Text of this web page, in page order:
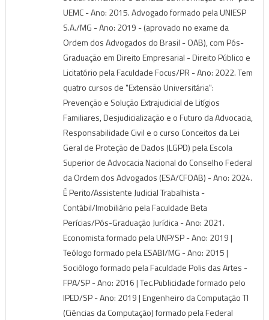
UEMC - Ano: 2015. Advogado formado pela UNIESP
S.A./MG - Ano: 2019 - (aprovado no exame da
Ordem dos Advogados do Brasil - OAB), com Pós-
Graduação em Direito Empresarial - Direito Público e
Licitatório pela Faculdade Focus/PR - Ano: 2022. Tem
quatro cursos de "Extensão Universitária":
Prevenção e Solução Extrajudicial de Litígios
Familiares, Desjudicialização e o Futuro da Advocacia,
Responsabilidade Civil e o curso Conceitos da Lei
Geral de Proteção de Dados (LGPD) pela Escola
Superior de Advocacia Nacional do Conselho Federal
da Ordem dos Advogados (ESA/CFOAB) - Ano: 2024.
É Perito/Assistente Judicial Trabalhista -
Contábil/Imobiliário pela Faculdade Beta
Perícias/Pós-Graduação Jurídica - Ano: 2021.
Economista formado pela UNP/SP - Ano: 2019 |
Teólogo formado pela ESABI/MG - Ano: 2015 |
Sociólogo formado pela Faculdade Polis das Artes -
FPA/SP - Ano: 2016 | Tec.Publicidade formado pelo
IPED/SP - Ano: 2019 | Engenheiro da Computação TI
(Ciências da Computação) formado pela Federal